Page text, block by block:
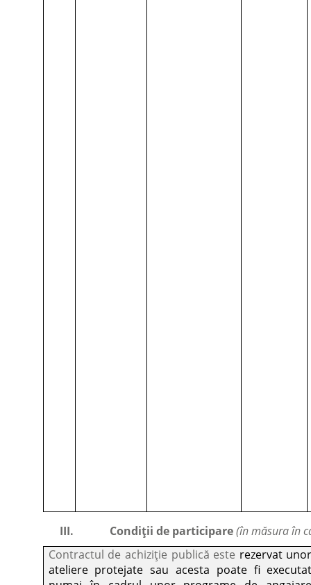
III. Condiții de participare(în măsura în
Contractul de achiziție publică este rezervat
ateliere protejate sau acesta poate fi